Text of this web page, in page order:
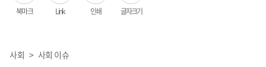
북마크 Link 인쇄 글자크기
사회 > 사회 이슈